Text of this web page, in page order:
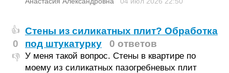
👍
0
👎
Стены из силикатных плит? Обработка
под штукатурку
0 ответов
У меня такой вопрос. Стены в квартире по
моему из силикатных пазогребневых плит